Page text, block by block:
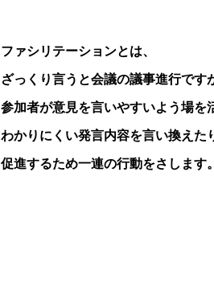
ファシリテーションとは、
ざっくり言うと会議の議事進行です
参加者が意見を言いやすいよう場を
わかりにくい発言内容を言い換えた
促進するため一連の行動をさします。